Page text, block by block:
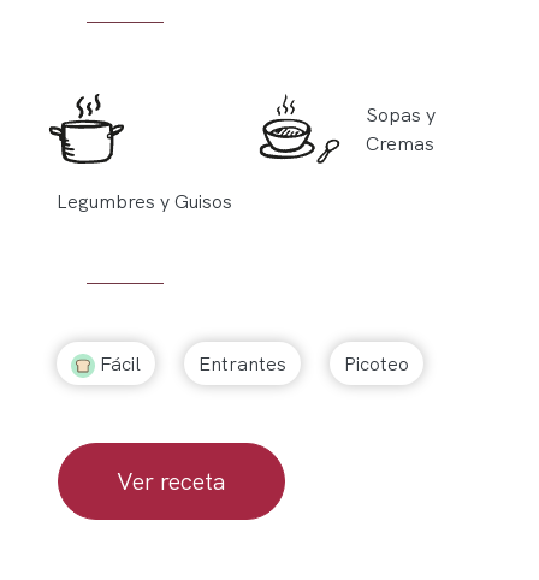
Legumbres y Guisos
Sopas y
Cremas
Fácil Entrantes Picoteo
Ver receta